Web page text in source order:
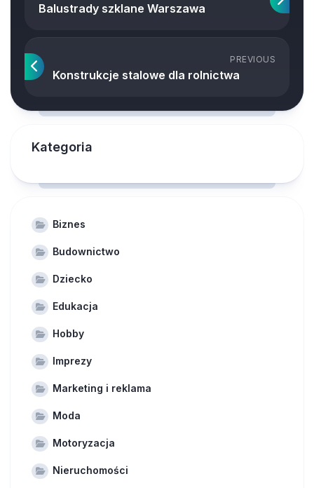
Balustrady szklane Warszawa
PREVIOUS
Konstrukcje stalowe dla rolnictwa
Kategoria
Biznes
Budownictwo
Dziecko
Edukacja
Hobby
Imprezy
Marketing i reklama
Moda
Motoryzacja
Nieruchomości